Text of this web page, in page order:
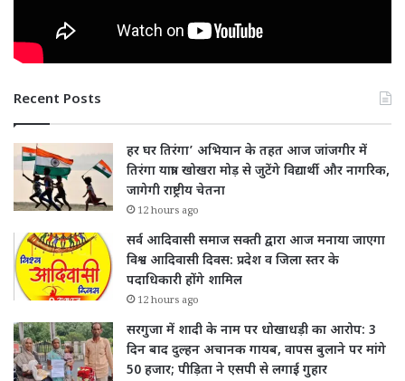
Recent Posts
हर घर तिरंगा’ अभियान के तहत आज जांजगीर में
तिरंगा यात्रा: खोखरा मोड़ से जुटेंगे विद्यार्थी और नागरिक,
जागेगी राष्ट्रीय चेतना
12 hours ago
सर्व आदिवासी समाज सक्ती द्वारा आज मनाया जाएगा
विश्व आदिवासी दिवस: प्रदेश व जिला स्तर के
पदाधिकारी होंगे शामिल
12 hours ago
सरगुजा में शादी के नाम पर धोखाधड़ी का आरोप: 3
दिन बाद दुल्हन अचानक गायब, वापस बुलाने पर मांगे
50 हजार; पीड़िता ने एसपी से लगाई गुहार